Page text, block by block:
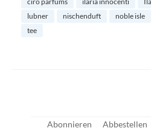
lubner
nischenduft noble isle
tee
Abonnieren Abbestellen